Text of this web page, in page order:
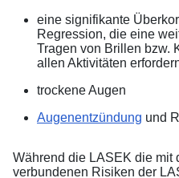
eine signifikante
Regression, die eine
Tragen von Brillen bzw.
allen Aktivitäten
trockene Augen
Augenentzündung und
Während die LASEK die mit
verbundenen Risiken der